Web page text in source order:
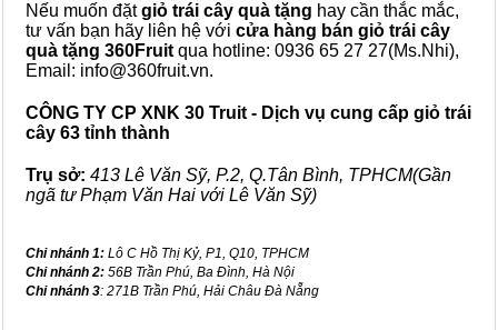
Nếu muốn đặtgiỏ trái cây quà tặng hay cần thắc mắc,
tư vấn bạn hãy liên hệ với cửa hàng bán giỏ trái cây
quà tặng 360Fruit qua hotline: 0936 65 27 27(Ms.Nhi),
Email: info@360fruit.vn.
CÔNG TY CP XNK 30 Truit - Dịch vụ cung cấp giỏ trái
cây 63 tỉnh thành
Trụ sở: 413 Lê Văn Sỹ, P.2, Q.Tân Bình, TPHCM(Gần
ngã tư Phạm Văn Hai với Lê Văn Sỹ)
Chi nhánh 1: Lô C Hồ Thị Kỷ, P1, Q10, TPHCM
Chi nhánh 2: 56B Trần Phú, Ba Đình, Hà Nội
Chi nhánh 3: 271B Trần Phú, Hải Châu Đà Nẵng